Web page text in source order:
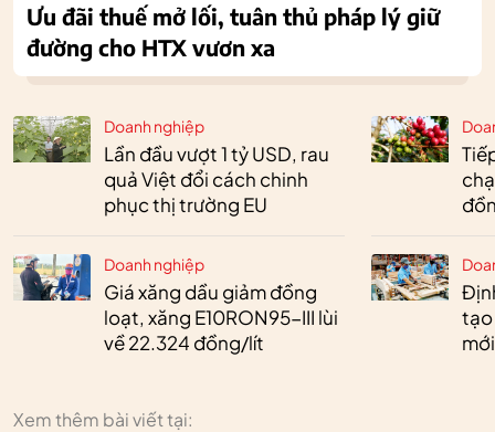
Doanh nghiệp
Lần đầu vượt 1 tỷ USD, rau
quả Việt đổi cách chinh
phục thị trường EU
Doanh nghiệp
Giá xăng dầu giảm đồng
loạt, xăng E10RON95-III lùi
về 22.324 đồng/lít
tạo
Xem thêm bài viết tại:
Ưu đãi thuế mở lối, tuân thủ pháp lý giữ
đường cho HTX vươn xa